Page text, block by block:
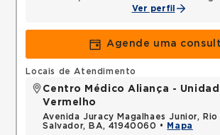
Ver perfil
Agende uma
Locais de Atendimento
Centro Médico Aliança -
Vermelho
Avenida Juracy Magalhaes Junior, Rio
Salvador, BA, 41940060 •
Mapa